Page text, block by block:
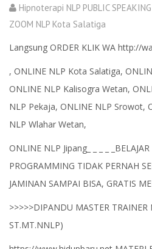
Hipnoterapi NLP PUBLIC
ZOOM NLP Kota Salatiga
Langsung ORDER KLIK WA http://
, ONLINE NLP Kota Salatiga,
ONLINE NLP Kalisogra Wetan,
NLP Pekaja, ONLINE NLP Srowot,
NLP Wlahar Wetan,
ONLINE NLP Jipang_ _ _ _
PROGRAMMING TIDAK PERNAH
JAMINAN SAMPAI BISA, GRATIS
>>>>>DIPANDU MASTER
ST.MT.NNLP)